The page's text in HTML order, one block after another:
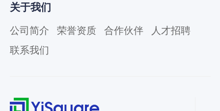
关于我们
公司简介 荣誉资质 合作伙伴
人才招聘
联系我们